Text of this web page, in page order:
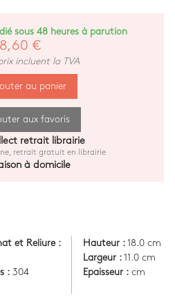
sous 48 heures à parution
8,60 €
incluent la TVA
au panier
aux favoris
retrait librairie
retrait gratuit en librairie
à domicile
et Reliure :
: 304
Hauteur :18.0 cm
Largeur :11.0 cm
Epaisseur :cm